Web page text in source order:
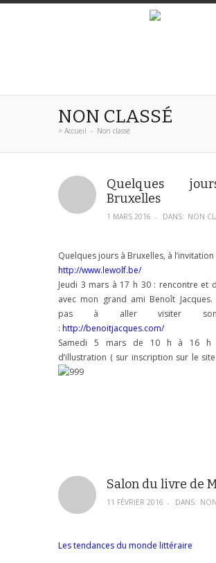
NON CLASSÉ
> Accueil - Non classé
Quelques
Bruxelles
1 MARS 2016 – DANS: NON
Quelques jours à Bruxelles, à
http://www.lewolf.be/
Jeudi 3 mars à 17 h 30 : rencontre et
avec mon grand ami Benoît Jacques.
pas à aller visiter
: http://benoitjacques.com/
Samedi 5 mars de 10 h à 16 h
d’illustration ( sur inscription sur le
Salon du livre de
11 FÉVRIER 2016 – DANS:
Les tendances du monde littéraire